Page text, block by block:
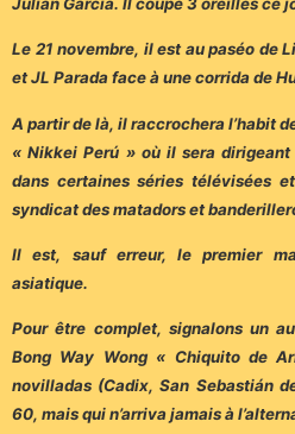
Le 21 novembre, il est au paséo de
et JL Parada face à une corrida de
A partir de là, il raccrochera l’habit
« Nikkei Perú » où il sera
dans certaines séries télévisées
syndicat des matadors et
Il est, sauf erreur, le premier
asiatique.
Pour être complet, signalons un
Bong Way Wong « Chiquito de
novilladas (Cadix, San Sebastián
60, mais qui n’arriva jamais à